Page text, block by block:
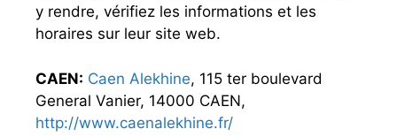
y rendre, vérifiez les informations et les
horaires sur leur site web.
CAEN: Caen Alekhine, 115 ter boulevard
General Vanier, 14000 CAEN,
http://www.caenalekhine.fr/